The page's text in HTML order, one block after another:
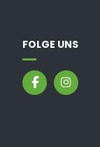
FOLGE UNS